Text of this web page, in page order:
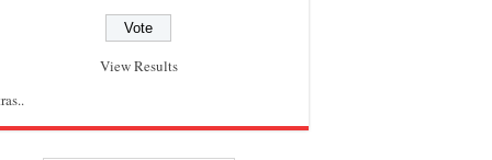
View Results